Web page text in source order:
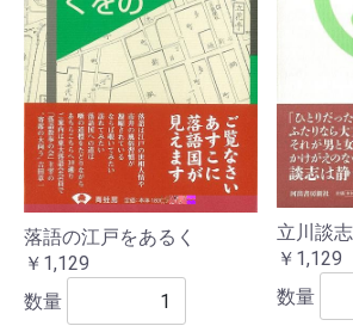
落語の江戸をあるく
￥1,129
数量
立川談
￥1,129
数量